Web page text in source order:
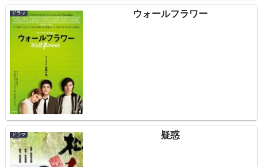
ドラマ ウォールフラワー
ドラマ 疑惑